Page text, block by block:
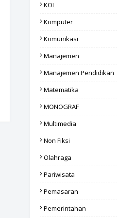
KOL
Komputer
Komunikasi
Manajemen
Manajemen Pendidikan
Matematika
MONOGRAF
Multimedia
Non Fiksi
Olahraga
Pariwisata
Pemasaran
Pemerintahan